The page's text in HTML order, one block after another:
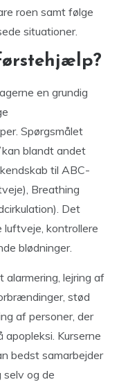
roen samt følge
situationer.
en grundig
Spørgsmålet
kan blandt andet
til ABC-
Breathing
Det
kontrollere
blødninger.
alarmering, lejring af
stød
af personer, der
Kurserne
bedst samarbejder
selv og de